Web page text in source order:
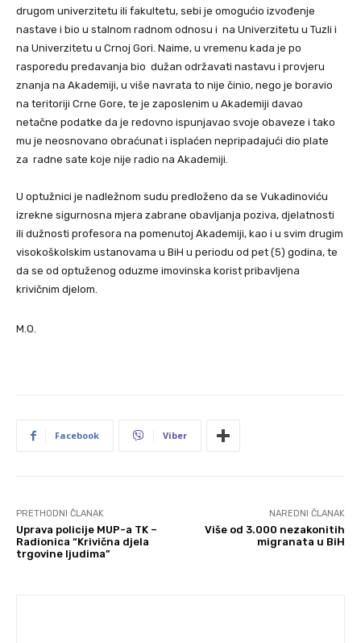
drugom univerzitetu ili fakultetu, sebi je omogućio izvođenje
nastave i bio u stalnom radnom odnosu i na Univerzitetu u Tuzli i
na Univerzitetu u Crnoj Gori. Naime, u vremenu kada je po
rasporedu predavanja bio dužan održavati nastavu i provjeru
znanja na Akademiji, u više navrata to nije činio, nego je boravio
na teritoriji Crne Gore, te je zaposlenim u Akademiji davao
netačne podatke da je redovno ispunjavao svoje obaveze i tako
mu je neosnovano obraćunat i isplaćen nepripadajući dio plate
za radne sate koje nije radio na Akademiji.
U optužnici je nadležnom sudu predloženo da se Vukadinoviću
izrekne sigurnosna mjera zabrane obavljanja poziva, djelatnosti
ili dužnosti profesora na pomenutoj Akademiji, kao i u svim drugim
visokoškolskim ustanovama u BiH u periodu od pet (5) godina, te
da se od optuženog oduzme imovinska korist pribavljena
krivičnim djelom.
M.O.
Facebook Viber
PRETHODNI ČLANAK
Uprava policije MUP-a TK –
Radionica “Krivična djela
trgovine ljudima”
NAREDNI ČLANAK
Više od 3.000 nezakonitih
migranata u BiH